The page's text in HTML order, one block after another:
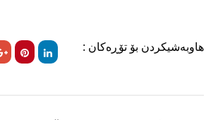
هاوبەشیکردن بۆ تۆڕەکان :